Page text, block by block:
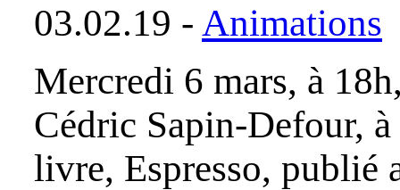
03.02.19 - Animations
Mercredi 6 mars, à
Cédric Sapin-Defour,
livre, Espresso, publié